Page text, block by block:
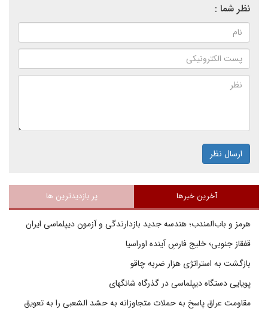
نظر شما :
ارسال نظر
آخرین خبرها پر بازدیدترین ها
هرمز و باب‌المندب؛ هندسه جدید بازدارندگی و آزمون دیپلماسی ایران
قفقاز جنوبی؛ خلیج فارسِ آینده اوراسیا
بازگشت به استراتژی هزار ضربه چاقو
پویایی دستگاه دیپلماسی در گذرگاه شانگهای
مقاومت عراق پاسخ به حملات متجاوزانه به حشد الشعبی را به تعویق